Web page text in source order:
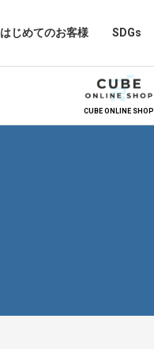
はじめてのお客様 SDGs
CUBE ONLINE SHOP